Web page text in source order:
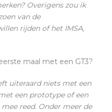
Overigens zou ik
van de
rijden of het IMSA,
maal met een GT3?
uiteraard niets met een
een prototype of een
reed. Onder meer de